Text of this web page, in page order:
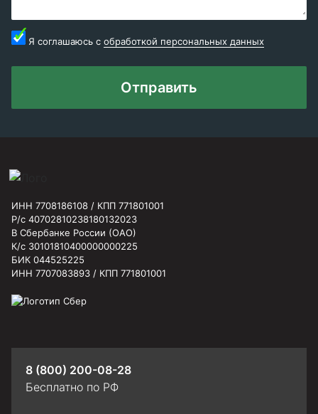
Я соглашаюсь с обработкой персональных данных
Отправить
ИНН 7708186108 / КПП 771801001
Р/с 40702810238180132023
В Сбербанке России (ОАО)
К/с 30101810400000000225
БИК 044525225
ИНН 7707083893 / КПП 771801001
8 (800) 200-08-28
Бесплатно по РФ